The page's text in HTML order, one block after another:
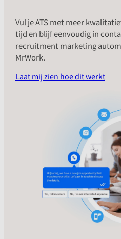
Vul je ATS met meer
tijd en blijf eenvoudig in
recruitment marketing
MrWork.
Laat mij zien hoe dit werkt